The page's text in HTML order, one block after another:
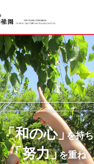
「和の心」を持ち
「努力」を重ね